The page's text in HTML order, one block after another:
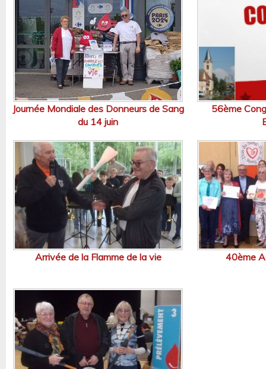
Journée Mondiale des Donneurs de Sang
du 14 juin
56ème
Arrivée de la Flamme de la vie 40ème